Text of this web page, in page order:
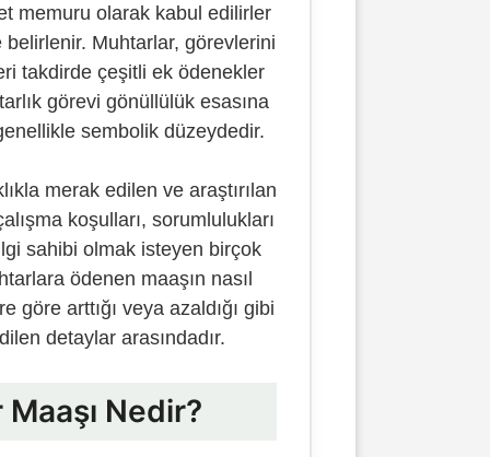
memuru olarak kabul edilirler
belirlenir. Muhtarlar, görevlerini
takdirde çeşitli ek ödenekler
görevi gönüllülük esasına
sembolik düzeydedir.
merak edilen ve araştırılan
koşulları, sorumlulukları
sahibi olmak isteyen birçok
ödenen maaşın nasıl
göre arttığı veya azaldığı gibi
detaylar arasındadır.
Nedir?